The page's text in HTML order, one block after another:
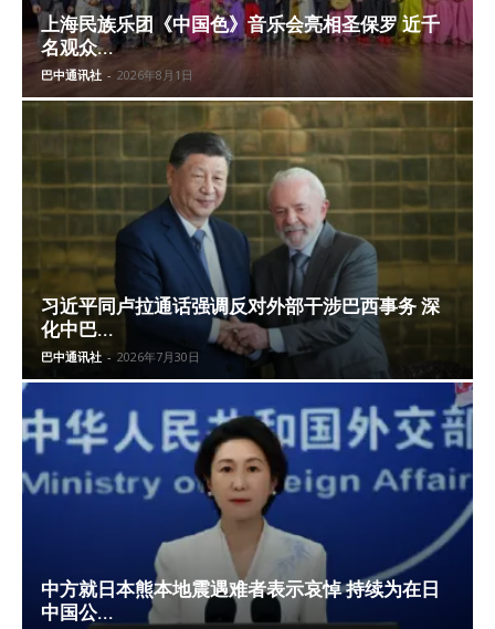
上海民族乐团《中国色》音乐会亮相圣保罗 近千
名观众...
巴中通讯社 - 2026年8月1日
习近平同卢拉通话强调反对外部干涉巴西事务 深
化中巴...
巴中通讯社 - 2026年7月30日
中方就日本熊本地震遇难者表示哀悼 持续为在日
中国公...